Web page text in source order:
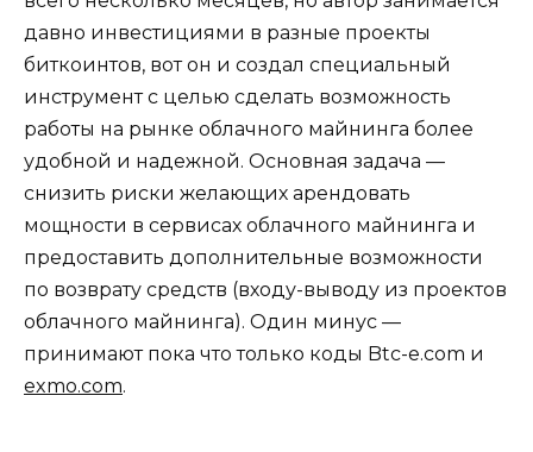
давно инвестициями в разные проекты
биткоинтов, вот он и создал специальный
инструмент с целью сделать возможность
работы на рынке облачного майнинга более
удобной и надежной. Основная задача —
снизить риски желающих арендовать
мощности в сервисах облачного майнинга и
предоставить дополнительные возможности
по возврату средств (входу-выводу из проектов
облачного майнинга). Один минус —
принимают пока что только коды Btc-e.com и
exmo.com.